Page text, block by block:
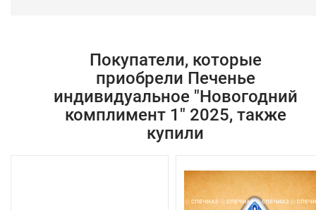
Покупатели, которые
приобрели Печенье
индивидуальное "Новогодний
комплимент 1" 2025, также
купили